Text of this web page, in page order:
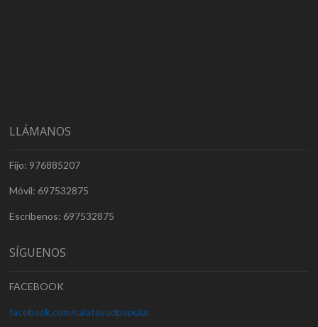
LLÁMANOS
Fijo: 976885207
Móvil: 697532875
Escríbenos: 697532875
SÍGUENOS
FACEBOOK
facebook.com/calatayudpopular